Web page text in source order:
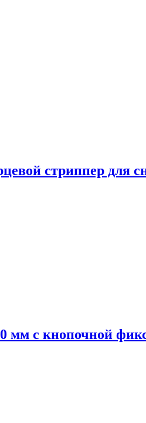
стриппер для
с кнопочной